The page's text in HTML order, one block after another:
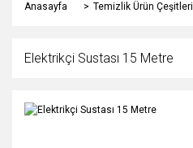
Anasayfa Temizlik Ürün Çeşitleri
Elektrikçi Sustası 15 Metre